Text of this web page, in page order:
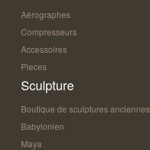
Aérographes
Compresseurs
Accessoires
Pieces
Sculpture
Boutique de sculptures anciennes
Babylonien
Maya